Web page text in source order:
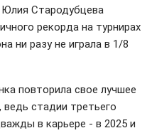
Юлия Стародубцева
рекорда на турнирах
ни разу не играла в 1/8
повторила свое лучшее
стадии третьего
в карьере - в 2025 и